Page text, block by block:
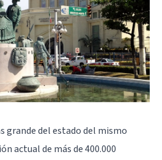
grande del estado del mismo
actual de más de 400.000